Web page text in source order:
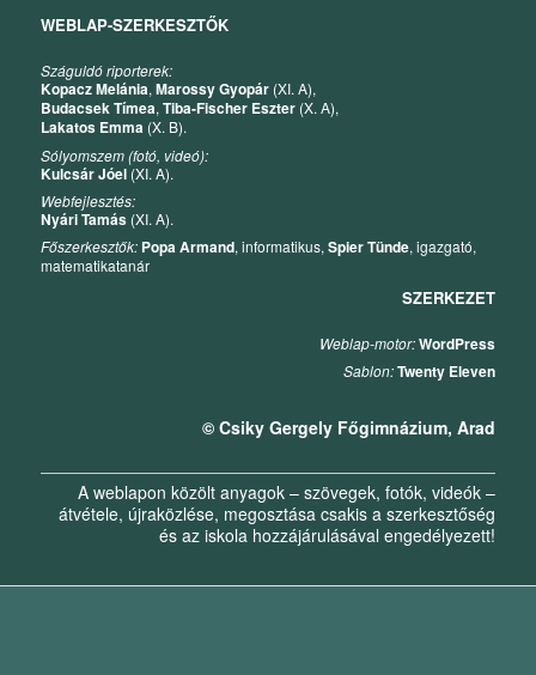
WEBLAP-SZERKESZTŐK
Száguldó riporterek:
Kopacz Melánia,Marossy Gyopár (XI. A),
Budacsek Tímea,Tiba-Fischer Eszter (X. A),
Lakatos Emma (X. B).
Sólyomszem (fotó, videó):
Kulcsár Jóel (XI. A).
Webfejlesztés:
Nyári Tamás (XI. A).
Főszerkesztők: Popa Armand, informatikus,Spier Tünde, igazgató,
matematikatanár
SZERKEZET
Weblap-motor:WordPress
Sablon:Twenty Eleven
© Csiky Gergely Főgimnázium, Arad
A weblapon közölt anyagok – szövegek, fotók, videók –
átvétele, újraközlése, megosztása csakis a szerkesztőség
és az iskola hozzájárulásával engedélyezett!